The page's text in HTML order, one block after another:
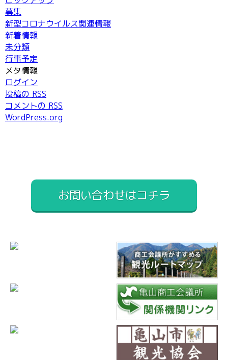
募集
新型コロナウイルス関連情報
新着情報
未分類
行事予定
メタ情報
ログイン
投稿の RSS
コメントの RSS
WordPress.org
お問い合わせはコチラ